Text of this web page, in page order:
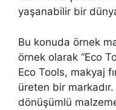
yaşanabilir bir
Bu konuda örnek
örnek olarak “Eco
Eco Tools, makyaj
üreten bir
dönüşümlü